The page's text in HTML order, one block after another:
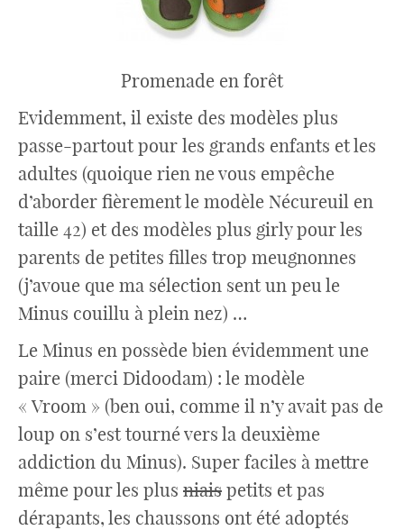
Promenade en forêt
Evidemment, il existe des modèles plus
passe-partout pour les grands enfants et les
adultes (quoique rien ne vous empêche
d’aborder fièrement le modèle Nécureuil en
taille 42) et des modèles plus girly pour les
parents de petites filles trop meugnonnes
(j’avoue que ma sélection sent un peu le
Minus couillu à plein nez) …
Le Minus en possède bien évidemment une
paire (merci Didoodam) : le modèle
« Vroom » (ben oui, comme il n’y avait pas de
loup on s’est tourné vers la deuxième
addiction du Minus). Super faciles à mettre
même pour les plus niais petits et pas
dérapants, les chaussons ont été adoptés